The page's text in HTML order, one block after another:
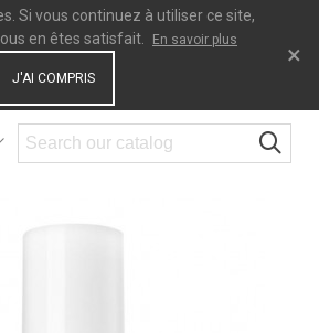
Si vous continuez à utiliser ce site,
en êtes satisfait.
En savoir plus
J'AI COMPRIS
×